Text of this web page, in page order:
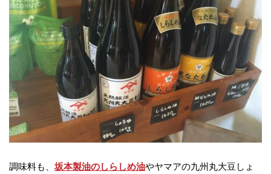
調味料も、坂本製油のしらしめ油やヤマアの九州丸大豆しょ